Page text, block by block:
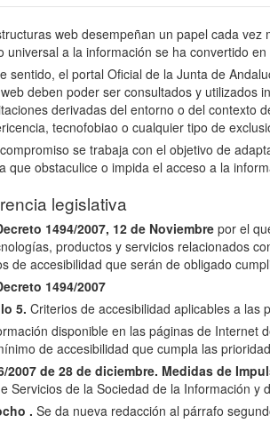
web desempeñan un papel cada
universal a la información se ha convertido
sentido, el portal Oficial de la Junta de
deben poder ser consultados y utilizados
derivadas del entorno o del contexto
tecnofobiao o cualquier tipo de
se trabaja con el objetivo de
que obstaculice o impida el acceso a la
legislativa
1494/2007, 12 de Noviembre por el
productos y servicios relacionados
de accesibilidad que serán de obligado
1494/2007
5. Criterios de accesibilidad aplicables a las
disponible en las páginas de Internet
de accesibilidad que cumpla las
2007 de 28 de diciembre. Medidas de
Servicios de la Sociedad de la Información
. Se da nueva redacción al párrafo